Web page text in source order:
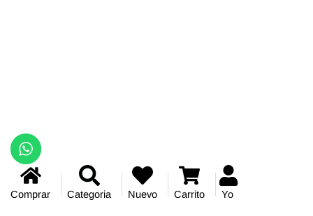
Comprar Categoria Nuevo Carrito Yo